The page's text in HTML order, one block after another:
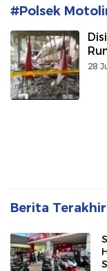
#Polsek
28
Berita Terakhir